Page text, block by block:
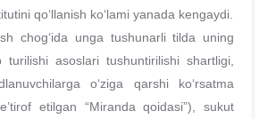
qoʻllanish koʻlami yanada kengaydi.
unga tushunarli tilda uning
asoslari tushuntirilishi shartligi,
oʻziga qarshi koʻrsatma
etilgan “Miranda qoidasi”), sukut